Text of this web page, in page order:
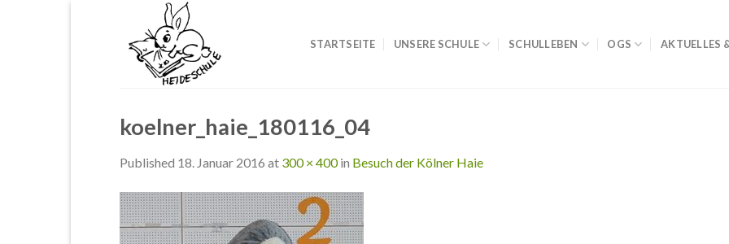
STARTSEITE UNSERE SCHULE SCHULLEBEN OGS AKTUELLES
koelner_haie_180116_04
Published 18. Januar 2016 at 300 × 400in Besuch der Kölner Haie